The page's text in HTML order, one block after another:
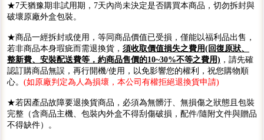
★7天猶豫期非試用期，7天內尚未決定是否購買本商品，切勿拆封與
破壞原廠外盒包裝。
★商品一經拆封或使用，等同商品價值已受損，僅能以福利品出售，
若非商品本身瑕疵而需退換貨， 須收取價值損失之費用(回復原狀、
整新費、安裝配送費等，約商品售價的10~30%不等之費用) ，請先確
認訂購商品無誤，再行開機/使用，以免影響您的權利，祝您購物順
心。 (如原廠判定為人為損壞，本公司有權拒絕退換貨申請)
★若因產品故障要退換貨商品，必須為無髒汙、無損傷之狀態且包裝
完整（含商品主機、包裝內外盒不得刮傷破損，配件/隨附文件與贈品
不得缺件）。